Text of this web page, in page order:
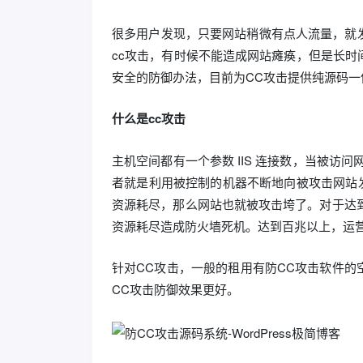
很多用户发现，只要网站稍微有点人流量，
cc攻击，有时候不能造成网站瘫痪，但是长
安全的防御办法，目前为CC攻击提供纯源码
什么是cc攻击
主机空间都有一个参数 IIS 连接数，当被访问
者就是利用被控制的机器不断地向被攻击网
资源耗尽，那么网站也就被攻击垮了。对于
资源耗尽造成防火墙死机。达到百兆以上，
针对CC攻击，一般的租用有防CC攻击软件
CC攻击防御效果更好。